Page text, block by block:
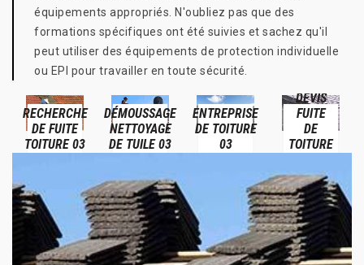
équipements appropriés. N'oubliez pas que des
formations spécifiques ont été suivies et sachez qu'il
peut utiliser des équipements de protection individuelle
ou EPI pour travailler en toute sécurité.
RECHERCHE
DE FUITE
TOITURE 03
DÉMOUSSAGE
NETTOYAGE
DE TUILE 03
ENTREPRISE
DE TOITURE
03
DEVIS
FUITE
DE
TOITURE